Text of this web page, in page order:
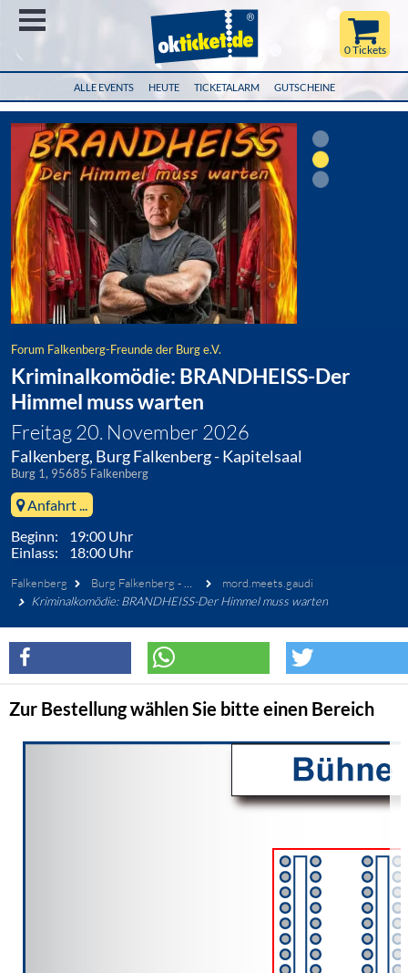
ALLE EVENTS HEUTE TICKETALARM GUTSCHEINE
0 Tickets
Forum Falkenberg-Freunde der Burg e.V.
Kriminalkomödie: BRANDHEISS-Der
Himmel muss warten
Freitag 20. November 2026
Falkenberg, Burg Falkenberg - Kapitelsaal
Burg 1, 95685 Falkenberg
Anfahrt ...
Beginn: 19:00 Uhr
Einlass: 18:00 Uhr
Falkenberg Burg Falkenberg - Kapitelsaal
mord.meets.gaudi
Kriminalkomödie: BRANDHEISS-Der Himmel muss warten
Zur Bestellung wählen Sie bitte einen Bereich